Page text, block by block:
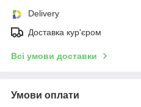
Delivery
Доставка кур'єром
Всі умови доставки
Умови оплати